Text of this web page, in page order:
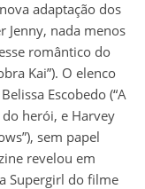
adaptação dos
Jenny, nada menos
romântico do
Kai”). O elenco
Escobedo (“A
herói, e Harvey
sem papel
revelou em
Supergirl do filme